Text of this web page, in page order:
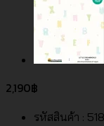
2,190฿
รหัสสินค้า :